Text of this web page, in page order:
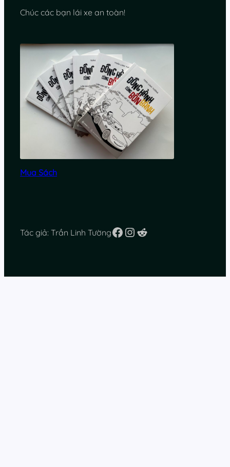
Chúc các bạn lái xe an toàn!
Mua Sách
Tác giả: Trần Linh TườngFacebook
Instagram
Reddit